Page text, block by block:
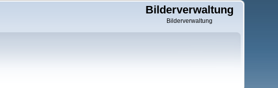
Bilderverwaltung
Bilderverwaltung